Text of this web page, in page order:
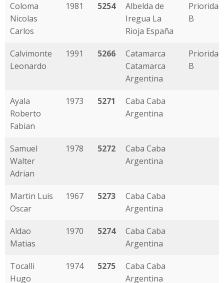
Coloma
Nicolas
Carlos
1981 5254
Albelda de
Iregua La
Rioja España
Prioridad
B
Calvimonte
Leonardo
1991 5266
Catamarca
Catamarca
Argentina
Prioridad
B
Ayala
Roberto
Fabian
1973 5271
Caba Caba
Argentina
Samuel
Walter
Adrian
1978 5272
Caba Caba
Argentina
Martin Luis
Oscar
1967 5273
Caba Caba
Argentina
Aldao
Matias
1970 5274
Caba Caba
Argentina
Tocalli
Hugo
1974 5275
Caba Caba
Argentina